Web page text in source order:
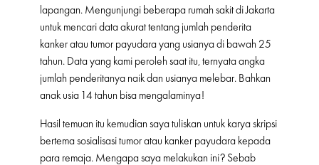
lapangan. Mengunjungi beberapa rumah sakit di Jakarta
untuk mencari data akurat tentang jumlah penderita
kanker atau tumor payudara yang usianya di bawah 25
tahun. Data yang kami peroleh saat itu, ternyata angka
jumlah penderitanya naik dan usianya melebar. Bahkan
anak usia 14 tahun bisa mengalaminya!
Hasil temuan itu kemudian saya tuliskan untuk karya skripsi
bertema sosialisasi tumor atau kanker payudara kepada
para remaja. Mengapa saya melakukan ini? Sebab